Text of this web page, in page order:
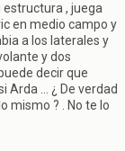
estructura , juega
en medio campo y
a los laterales y
y dos
decir que
Arda ... ¿ De verdad
mismo ? . No te lo